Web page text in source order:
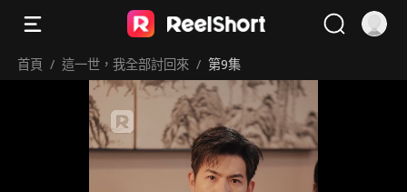
首頁 / 這一世，我全部討回來 / 第9集